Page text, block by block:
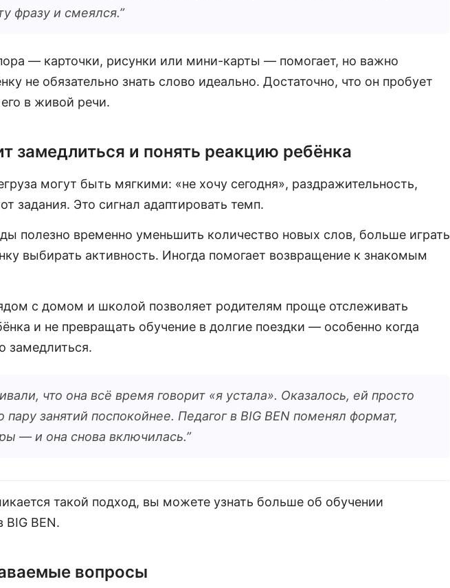
фразу и смеялся.”
— карточки, рисунки или мини-карты — помогает, но важно
не обязательно знать слово идеально. Достаточно, что он пробует
в живой речи.
замедлиться и понять реакцию ребёнка
могут быть мягкими: «не хочу сегодня», раздражительность,
задания. Это сигнал адаптировать темп.
полезно временно уменьшить количество новых слов, больше играть
выбирать активность. Иногда помогает возвращение к знакомым
с домом и школой позволяет родителям проще отслеживать
и не превращать обучение в долгие поездки — особенно когда
замедлиться.
что она всё время говорит «я устала». Оказалось, ей просто
занятий поспокойнее. Педагог в BIG BEN поменял формат,
— и она снова включилась.”
такой подход, вы можете узнать больше об обучении
BIG BEN.
вопросы